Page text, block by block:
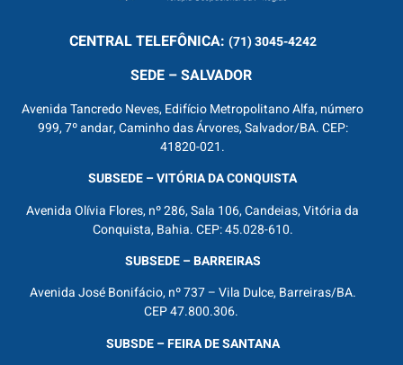
CENTRALTELEFÔNICA: (71) 3045-4242
SEDE – SALVADOR
Avenida Tancredo Neves, Edifício Metropolitano Alfa, número
999, 7º andar, Caminho das Árvores, Salvador/BA. CEP:
41820-021.
SUBSEDE – VITÓRIA DA CONQUISTA
Avenida Olívia Flores, nº 286, Sala 106, Candeias, Vitória da
Conquista, Bahia. CEP: 45.028-610.
SUBSEDE – BARREIRAS
Avenida José Bonifácio, nº 737 – Vila Dulce, Barreiras/BA.
CEP 47.800.306.
SUBSDE – FEIRA DE SANTANA